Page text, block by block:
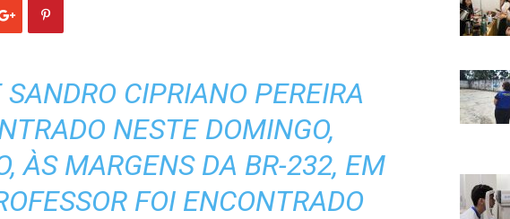
SANDRO CIPRIANO PEREIRA
NESTE DOMINGO,
ÀS MARGENS DA BR-232, EM
FOI ENCONTRADO